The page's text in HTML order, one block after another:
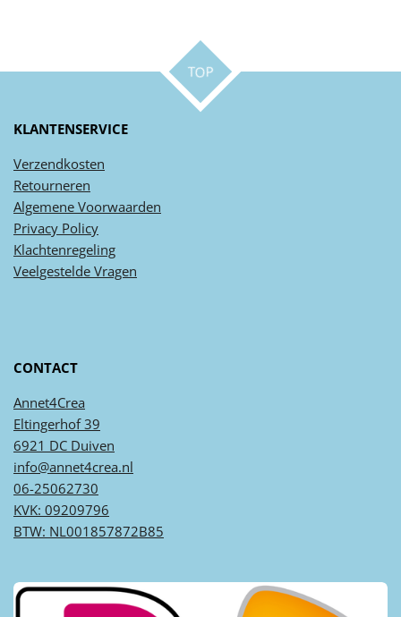
TOP
KLANTENSERVICE
Verzendkosten
Retourneren
Algemene Voorwaarden
Privacy Policy
Klachtenregeling
Veelgestelde Vragen
CONTACT
Annet4Crea
Eltingerhof 39
6921 DC Duiven
info@annet4crea.nl
06-25062730
KVK: 09209796
BTW: NL001857872B85